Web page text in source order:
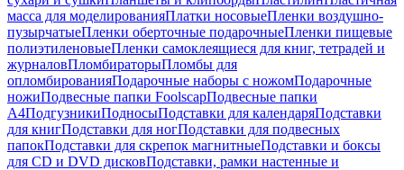
масса для моделированияПлатки носовыеПленки воздушно-
пузырчатыеПленки оберточные подарочныеПленки пищевые
полиэтиленовыеПленки самоклеящиеся для книг, тетрадей и
журналовПломбираторыПломбы для
опломбированияПодарочные наборы с ножомПодарочные
ножиПодвесные папки FoolscapПодвесные папки
А4ПодгузникиПодносыПодставки для календаряПодставки
для книгПодставки для ногПодставки для подвесных
папокПодставки для скрепок магнитныеПодставки и боксы
для CD и DVD дисковПодставки, рамки настенные и